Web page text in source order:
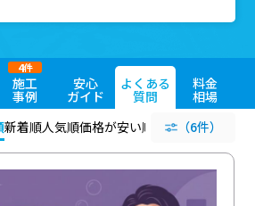
施工
事例
4件
安心
ガイド
よくある
質問
料金
相場
新着順人気順価格が安い順 評価が高い順
（6件）